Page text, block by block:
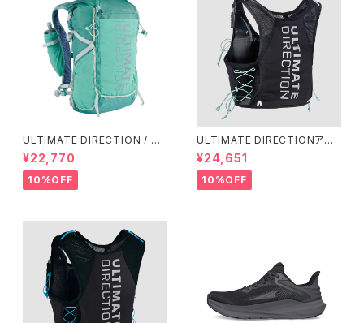
ULTIMATE DIRECTION / ア
ルティメット ディレクション Fas
tpackher 20 Women'S / Em
erald 2.0
¥22,770
10%OFF
ULTIMATE DIRECTIONアル
ディメット ディレクション/ XOD
US VESTA（エクソドス ベスタ）
ウィメンズ / ONYX
¥24,651
10%OFF